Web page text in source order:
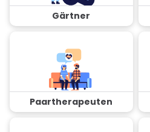
Gärtner
Paartherapeuten